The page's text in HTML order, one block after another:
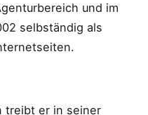
und im
selbständig als
treibt er in seiner